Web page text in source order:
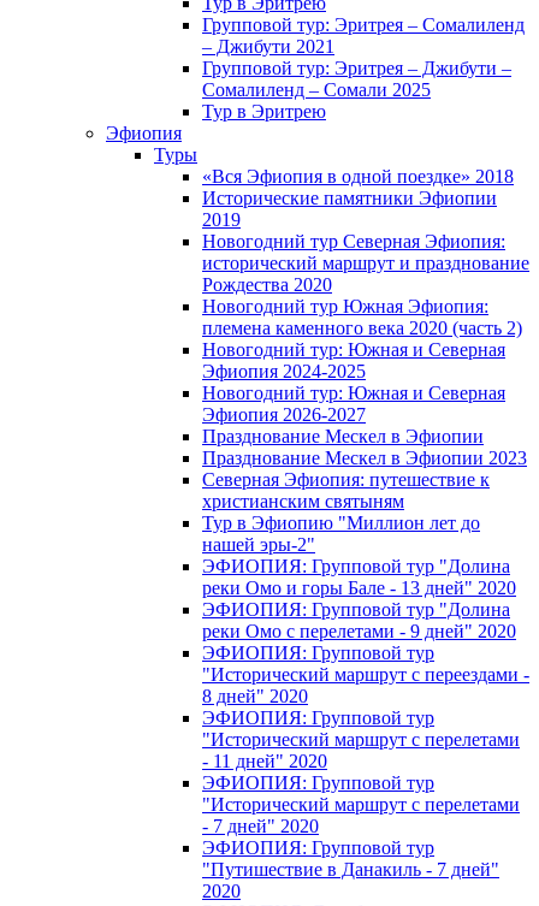
Групповой тур: Эритрея – Cомалиленд
– Джибути 2021
Групповой тур: Эритрея – Джибути –
Сомалиленд – Сомали 2025
Тур в Эритрею
Эфиопия
Туры
«Вся Эфиопия в одной поездке» 2018
Исторические памятники Эфиопии
2019
Новогодний тур Северная Эфиопия:
исторический маршрут и празднование
Рождества 2020
Новогодний тур Южная Эфиопия:
племена каменного века 2020 (часть 2)
Новогодний тур: Южная и Северная
Эфиопия 2024-2025
Новогодний тур: Южная и Северная
Эфиопия 2026-2027
Празднование Мескел в Эфиопии
Празднование Мескел в Эфиопии 2023
Северная Эфиопия: путешествие к
христианским святыням
Тур в Эфиопию "Миллион лет до
нашей эры-2"
ЭФИОПИЯ: Групповой тур "Долина
реки Омо и горы Бале - 13 дней" 2020
ЭФИОПИЯ: Групповой тур "Долина
реки Омо с перелетами - 9 дней" 2020
ЭФИОПИЯ: Групповой тур
"Исторический маршрут с переездами -
8 дней" 2020
ЭФИОПИЯ: Групповой тур
"Исторический маршрут с перелетами
- 11 дней" 2020
ЭФИОПИЯ: Групповой тур
"Исторический маршрут с перелетами
- 7 дней" 2020
ЭФИОПИЯ: Групповой тур
"Путишествие в Данакиль - 7 дней"
2020